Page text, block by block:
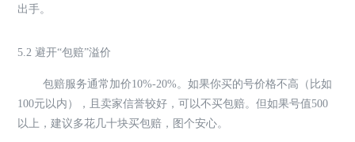
出手。
5.2 避开“包赔”溢价
包赔服务通常加价10%-20%。如果你买的号价格不高（比如
100元以内），且卖家信誉较好，可以不买包赔。但如果号值500
以上，建议多花几十块买包赔，图个安心。